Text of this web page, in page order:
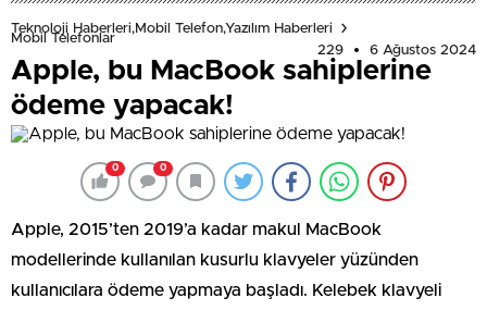
Teknoloji Haberleri,Mobil Telefon,Yazılım Haberleri
Mobil Telefonlar
229
6 Ağustos 2024
Apple, bu MacBook sahiplerine
ödeme yapacak!
0 0
Apple, 2015’ten 2019’a kadar makul MacBook
modellerinde kullanılan kusurlu klavyeler yüzünden
kullanıcılara ödeme yapmaya başladı. Kelebek klavyeli